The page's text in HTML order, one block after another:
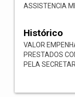
ASSISTENCIA
Histórico
VALOR
PRESTADOS
PELA